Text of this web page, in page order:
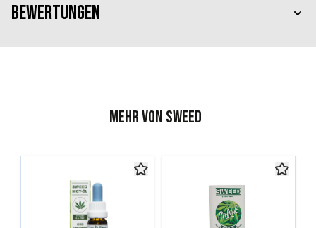
Bewertungen
Mehr von Sweed